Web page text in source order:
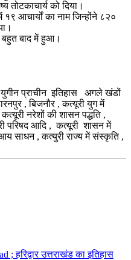
तोटकाचार्य को दिया।
आचार्यों का नाम जिन्होंने ८२०
बहुत बाद में हुआ।
युगीन प्राचीन इतिहास अगले खंडों
, बिजनौर , कत्यूरी युग में
नरेशों की शासन पद्धति ,
परिषद आदि , कत्यूरी शासन में
साधन , कत्युरी राज्य में संस्कृति ,
हरिद्वार उत्तराखंड का इतिहास